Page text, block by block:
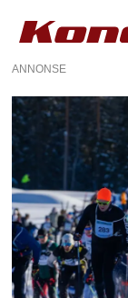
ANNONSE